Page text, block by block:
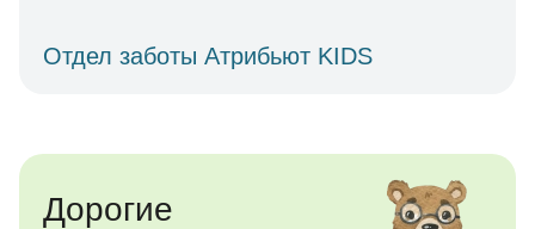
Отдел заботы Атрибьют KIDS
Дорогие